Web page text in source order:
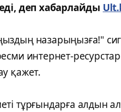
деп хабарлайды
назарыңызға!"
интернет-
қажет.
тұрғындарға алдын